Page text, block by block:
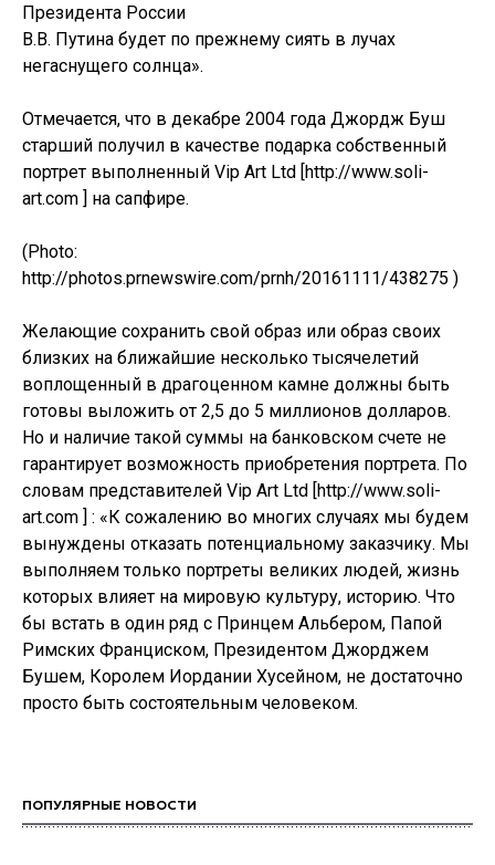
Президента России
В.В. Путина будет по прежнему сиять в лучах
негаснущего солнца».
Отмечается, что в декабре 2004 года Джордж Буш
старший получил в качестве подарка собственный
портрет выполненный Vip Art Ltd [http://www.soli-
art.com ] на сапфире.
(Photo:
http://photos.prnewswire.com/prnh/20161111/438275 )
Желающие сохранить свой образ или образ своих
близких на ближайшие несколько тысячелетий
воплощенный в драгоценном камне должны быть
готовы выложить от 2,5 до 5 миллионов долларов.
Но и наличие такой суммы на банковском счете не
гарантирует возможность приобретения портрета. По
словам представителей Vip Art Ltd [http://www.soli-
art.com ] : «К сожалению во многих случаях мы будем
вынуждены отказать потенциальному заказчику. Мы
выполняем только портреты великих людей, жизнь
которых влияет на мировую культуру, историю. Что
бы встать в один ряд с Принцем Альбером, Папой
Римских Франциском, Президентом Джорджем
Бушем, Королем Иордании Хусейном, не достаточно
просто быть состоятельным человеком.
ПОПУЛЯРНЫЕ НОВОСТИ